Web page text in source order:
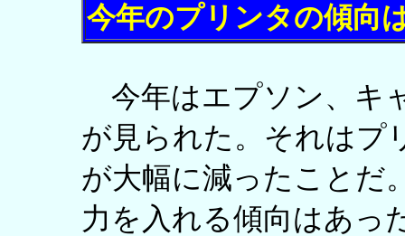
今年のプリンタの傾向
今年はエプソン、キ
が見られた。それはプ
が大幅に減ったことだ
力を入れる傾向はあっ